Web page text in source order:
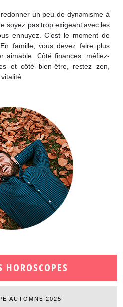
HOROSCOPES
AUTOMNE 2025
un peu de dynamisme à
soyez pas trop exigeant avec les
ennuyez. C’est le moment de
famille, vous devez faire plus
aimable. Côté finances, méfiez-
et côté bien-être, restez zen,